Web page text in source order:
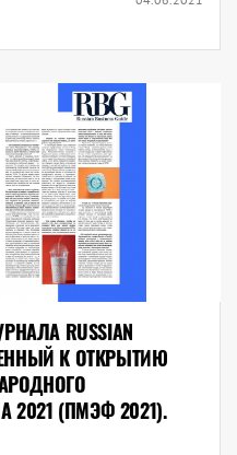
RUSSIAN
К ОТКРЫТИЮ
(ПМЭФ 2021).